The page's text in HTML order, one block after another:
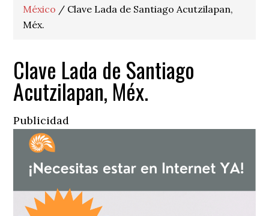
México / Clave Lada de Santiago Acutzilapan,
Méx.
Clave Lada de Santiago
Acutzilapan, Méx.
Publicidad